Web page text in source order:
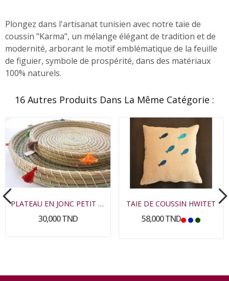
Plongez dans l'artisanat tunisien avec notre taie de
coussin "Karma", un mélange élégant de tradition et de
modernité, arborant le motif emblématique de la feuille
de figuier, symbole de prospérité, dans des matériaux
100% naturels.
16 Autres Produits Dans La Même Catégorie :
PLATEAU EN JONC PETIT MODELE
30,000 TND
TAIE DE COUSSIN HWITET
58,000 TND